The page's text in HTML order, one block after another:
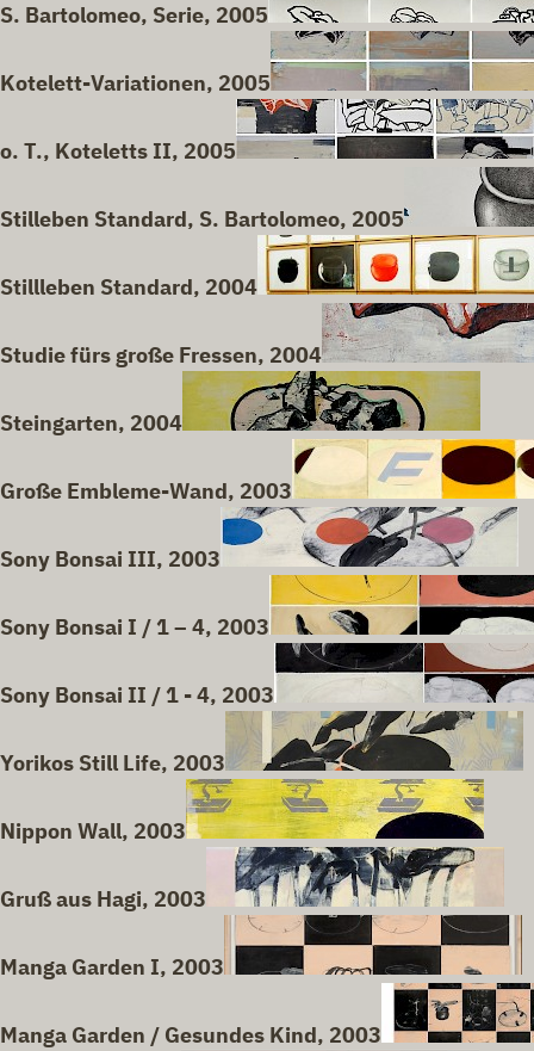
S. Bartolomeo, Serie, 2005
Kotelett-Variationen, 2005
o. T., Koteletts II, 2005
Stilleben Standard, S. Bartolomeo, 2005
Stillleben Standard, 2004
Studie fürs große Fressen, 2004
Steingarten, 2004
Große Embleme-Wand, 2003
Sony Bonsai III, 2003
Sony Bonsai I / 1 – 4, 2003
Sony Bonsai II / 1 - 4, 2003
Yorikos Still Life, 2003
Nippon Wall, 2003
Gruß aus Hagi, 2003
Manga Garden I, 2003
Manga Garden / Gesundes Kind, 2003